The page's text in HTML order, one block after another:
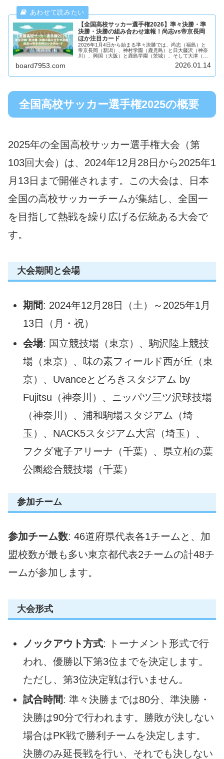
【全国高校サッカー選手権2026】準々決勝・準
決勝・決勝の組み合わせ速報！尚志vs帝京長岡
ほか注目カード
2026年1月4日から始まる準々決勝では、尚志（福島）と
帝京長岡（新潟）、神村学園（鹿児島）と日大藤沢（神奈
川）、興国（大阪）と鹿島学園（茨城）、そして大津（熊
準々決勝の組み合わせ速報に加え、準決勝・決勝の展望や
board7953.com 2026.01.14
全国高校サッカー選手権2025の概要
2025年の全国高校サッカー選手権大会（第
103回大会）は、2024年12月28日から2025年1
月13日まで開催されます。この大会は、日本
全国の高校サッカーチームが集結し、全国一
を目指して熱戦を繰り広げる伝統ある大会で
す。
大会期間と会場
期間: 2024年12月28日（土）～2025年1月
13日（月・祝）
会場: 国立競技場（東京）、駒沢陸上競技
場（東京）、味の素フィールド西が丘（東
京）、Uvanceとどろきスタジアム by
Fujitsu（神奈川）、ニッパツ三ツ沢球技場
（神奈川）、浦和駒場スタジアム（埼
玉）、NACK5スタジアム大宮（埼玉）、
フクダ電子アリーナ（千葉）、県立柏の葉
公園総合競技場（千葉）
参加チーム
参加チーム数: 46道府県代表各1チームと、加
盟校数が最も多い東京都代表2チームの計48チ
ームが参加します。
大会形式
ノックアウト方式: トーナメント形式で行
われ、優勝以下第3位までを決定します。
ただし、第3位決定戦は行いません。
試合時間: 準々決勝までは80分、準決勝・
決勝は90分で行われます。勝敗が決しない
場合はPK戦で勝利チームを決定します。
決勝のみ延長戦を行い、それでも決しない